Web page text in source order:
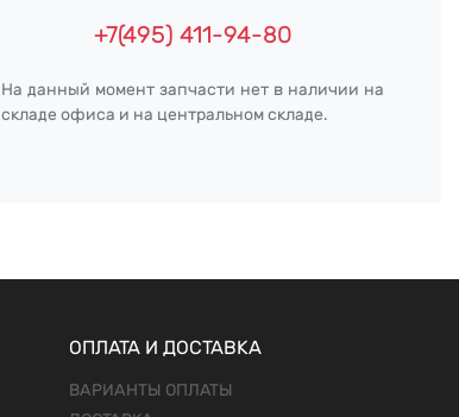
+7(495) 411-94-80
На данный момент запчасти нет в наличии на
складе офиса и на центральном складе.
ОПЛАТА И ДОСТАВКА
ВАРИАНТЫ ОПЛАТЫ